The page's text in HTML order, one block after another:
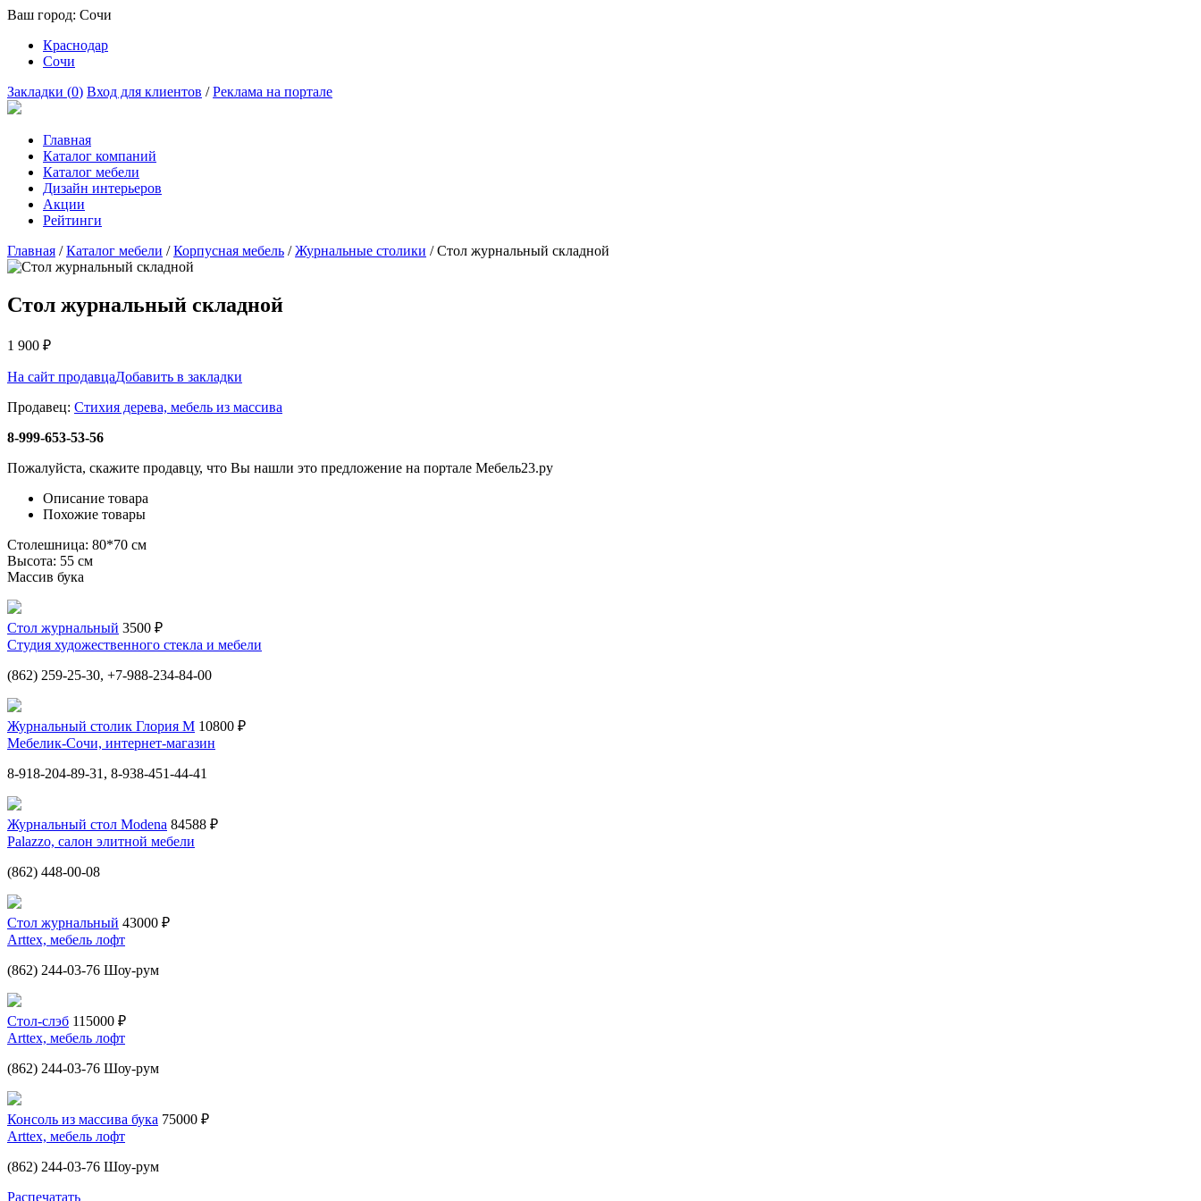
Ваш город: Сочи
Краснодар
Сочи
Закладки (0) Вход для клиентов /Реклама на портале
Главная
Каталог компаний
Каталог мебели
Дизайн интерьеров
Акции
Рейтинги
Главная /Каталог мебели /Корпусная мебель /Журнальные столики /Стол журнальный складной
Стол журнальный складной
1 900 ₽
На сайт продавцаДобавить в закладки
Продавец: Стихия дерева, мебель из массива
8-999-653-53-56
Пожалуйста, скажите продавцу, что Вы нашли это предложение на портале Мебель23.ру
Описание товара
Похожие товары
Столешница: 80*70 см
Высота: 55 см
Массив бука
Стол журнальный 3500 ₽
Студия художественного стекла и мебели
(862) 259-25-30, +7-988-234-84-00
Журнальный столик Глория М 10800 ₽
Мебелик-Сочи, интернет-магазин
8-918-204-89-31, 8-938-451-44-41
Журнальный стол Modena 84588 ₽
Palazzo, салон элитной мебели
(862) 448-00-08
Стол журнальный 43000 ₽
Arttex, мебель лофт
(862) 244-03-76 Шоу-рум
Стол-слэб 115000 ₽
Arttex, мебель лофт
(862) 244-03-76 Шоу-рум
Консоль из массива бука 75000 ₽
Arttex, мебель лофт
(862) 244-03-76 Шоу-рум
Распечатать